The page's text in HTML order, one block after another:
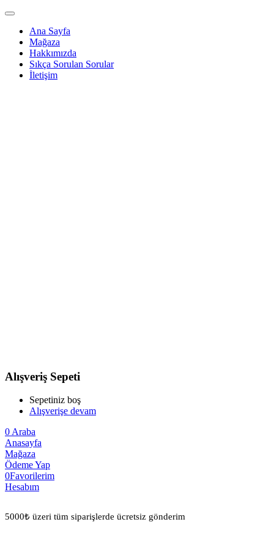
Ana Sayfa
Mağaza
Hakkımızda
Sıkça Sorulan Sorular
İletişim
Alışveriş Sepeti
Sepetiniz boş
Alışverişe devam
0Araba
Anasayfa
Mağaza
Ödeme Yap
0Favorilerim
Hesabım
5000₺ üzeri tüm siparişlerde ücretsiz gönderim